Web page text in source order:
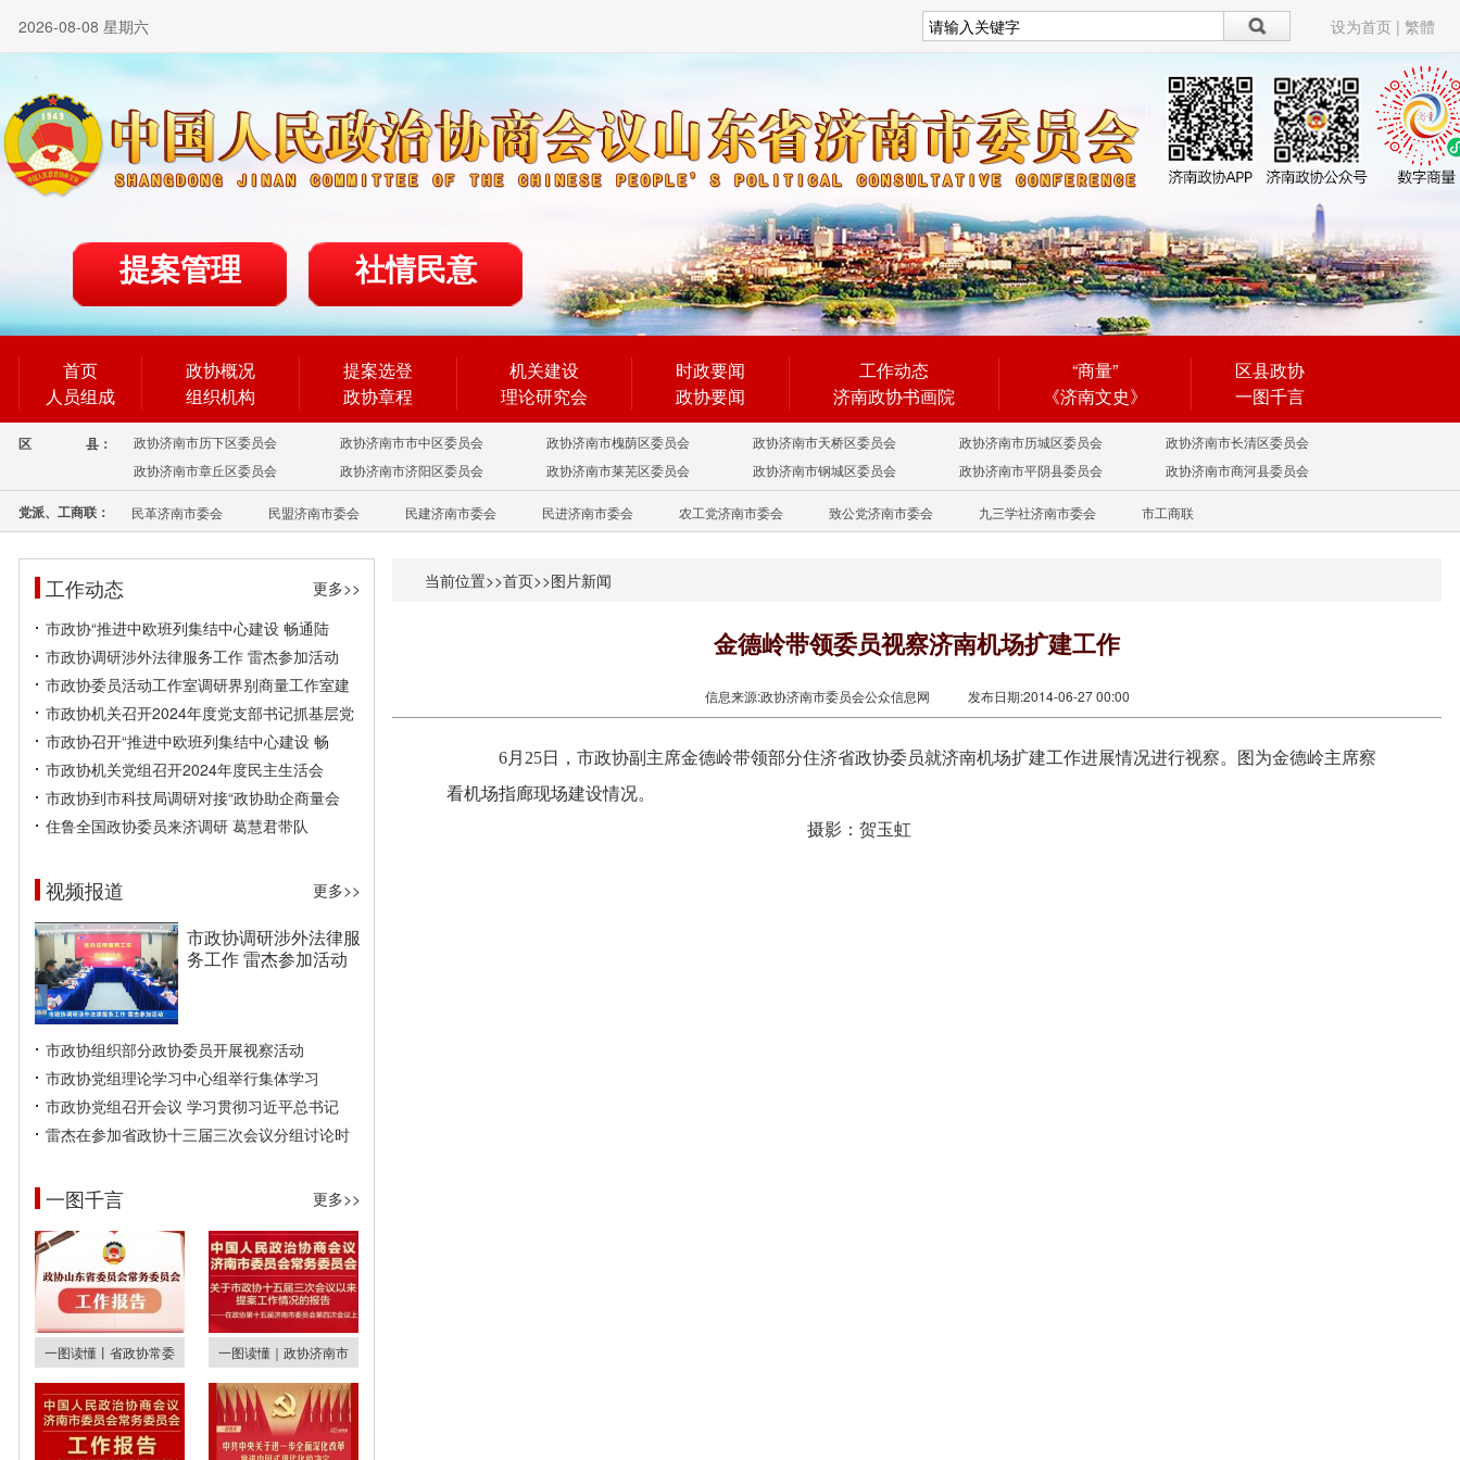
2026-08-08 星期六 设为首页 | 繁體
提案管理 社情民意
首页
人员组成
政协概况
组织机构
提案选登
政协章程
机关建设
理论研究会
时政要闻
政协要闻
工作动态
济南政协书画院
“商量”
《济南文史》
区县政协
一图千言
区 县： 政协济南市历下区委员会 政协济南市市中区委员会 政协济南市槐荫区委员会 政协济南市天桥区委员会 政协济南市历城区委员会
政协济南市长清区委员会
政协济南市章丘区委员会
政协济南市济阳区委员会 政协济南市莱芜区委员会 政协济南市钢城区委员会 政协济南市平阴县委员会 政协济南市商河县委员会
党派、工商联： 民革济南市委会 民盟济南市委会 民建济南市委会 民进济南市委会 农工党济南市委会 致公党济南市委会 九三学社济南市委会 市工商联
工作动态
更多>>
市政协“推进中欧班列集结中心建设 畅通陆
市政协调研涉外法律服务工作 雷杰参加活动
市政协委员活动工作室调研界别商量工作室建
市政协机关召开2024年度党支部书记抓基层党
市政协召开“推进中欧班列集结中心建设 畅
市政协机关党组召开2024年度民主生活会
市政协到市科技局调研对接“政协助企商量会
住鲁全国政协委员来济调研 葛慧君带队
视频报道 更多>>
市政协调研涉外法律服
务工作 雷杰参加活动
市政协组织部分政协委员开展视察活动
市政协党组理论学习中心组举行集体学习
市政协党组召开会议 学习贯彻习近平总书记
雷杰在参加省政协十三届三次会议分组讨论时
一图千言 更多>>
一图读懂丨省政协常委 一图读懂｜政协济南市
当前位置>>首页>>图片新闻
金德岭带领委员视察济南机场扩建工作
信息来源:政协济南市委员会公众信息网 发布日期:2014-06-27 00:00
6月 25日，市政协副主席金德岭带领部分住济省政协委员就济南机场扩建工作进展情况进行视察。图为金德岭主席察
看机场指廊现场建设情况。
摄影：贺玉虹